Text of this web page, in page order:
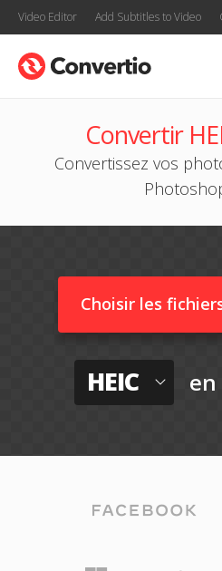
Video Editor Add Subtitles to Video
Convertir
Convertissez vos
Choisir les
HEIC en